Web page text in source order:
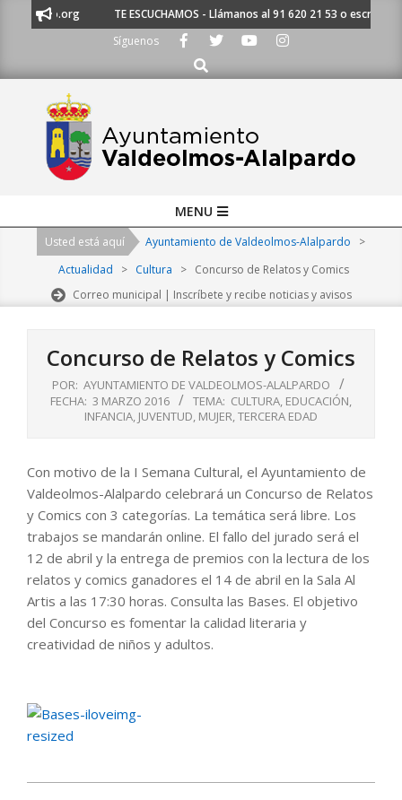
TE ESCUCHAMOS - Llámanos al 91 620 21 53 o
Síguenos
Buscar
Navigation
MENU
Usted está aquí Ayuntamiento de Valdeolmos-Alalpardo
>
Actualidad
> Cultura > Concurso de Relatos y Comics
Correo municipal | Inscríbete y recibe noticias y avisos
Concurso de Relatos y Comics
POR: AYUNTAMIENTO DE VALDEOLMOS-ALALPARDO
FECHA: 3 MARZO 2016 TEMA: CULTURA, EDUCACIÓN,
INFANCIA, JUVENTUD, MUJER,TERCERA EDAD
Con motivo de la I Semana Cultural, el Ayuntamiento de
Valdeolmos-Alalpardo celebrará un Concurso de Relatos
y Comics con 3 categorías. La temática será libre. Los
trabajos se mandarán online. El fallo del jurado será el
12 de abril y la entrega de premios con la lectura de los
relatos y comics ganadores el 14 de abril en la Sala Al
Artis a las 17:30 horas. Consulta las Bases. El objetivo
del Concurso es fomentar la calidad literaria y
creatividad de niños y adultos.